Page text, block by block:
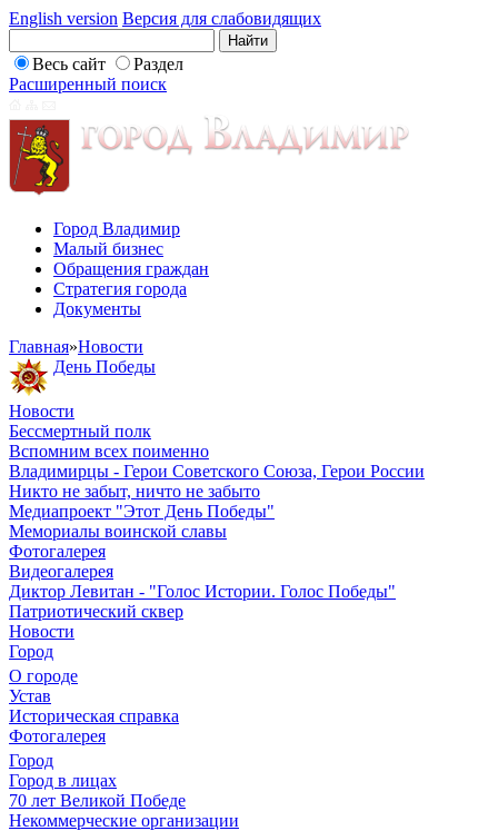
English version Версия для слабовидящих
Весь сайт
Раздел
Расширенный поиск
Город Владимир
Малый бизнес
Обращения граждан
Стратегия города
Документы
Главная»Новости
День Победы
Новости
Бессмертный полк
Вспомним всех поименно
Владимирцы - Герои Советского Союза, Герои России
Никто не забыт, ничто не забыто
Медиапроект "Этот День Победы"
Мемориалы воинской славы
Фотогалерея
Видеогалерея
Диктор Левитан - "Голос Истории. Голос Победы"
Патриотический сквер
Новости
Город
О городе
Устав
Историческая справка
Фотогалерея
Город
Город в лицах
70 лет Великой Победе
Некоммерческие организации